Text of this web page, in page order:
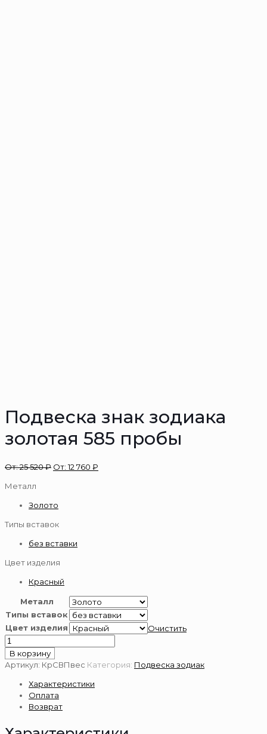
Подвеска знак зодиака
золотая 585 пробы
От:25 520₽ От:12 760 ₽
Металл
Золото
Типы вставок
без вставки
Цвет изделия
Красный
Металл
Типы вставок
Цвет изделия
Очистить
Количество
товара
Подвеска
зодиака
золотая
В корзину
Артикул: КрСВПвес Категория: Подвеска зодиак
Характеристики
Оплата
Возврат